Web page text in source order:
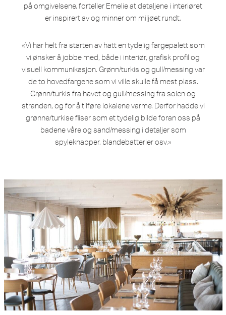
på omgivelsene, forteller Emelie at detaljene i interiøret
er inspirert av og minner om miljøet rundt.
«Vi har helt fra starten av hatt en tydelig fargepalett som
vi ønsker å jobbe med, både i interiør, grafisk profil og
visuell kommunikasjon. Grønn/turkis og gull/messing var
de to hovedfargene som vi ville skulle få mest plass.
Grønn/turkis fra havet og gull/messing fra solen og
stranden, og for å tilføre lokalene varme. Derfor hadde vi
grønne/turkise fliser som et tydelig bilde foran oss på
badene våre og sand/messing i detaljer som
spyleknapper, blandebatterier osv.»